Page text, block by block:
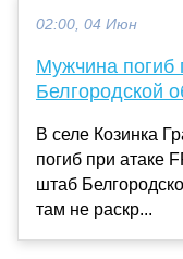
02:00, 04 Июн
Мужчина погиб
Белгородской
В селе Козинка
погиб при атаке
штаб
там не раскр...